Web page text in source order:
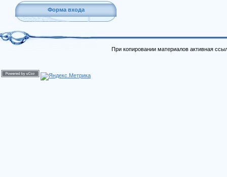
Форма входа
При копировании материалов активная